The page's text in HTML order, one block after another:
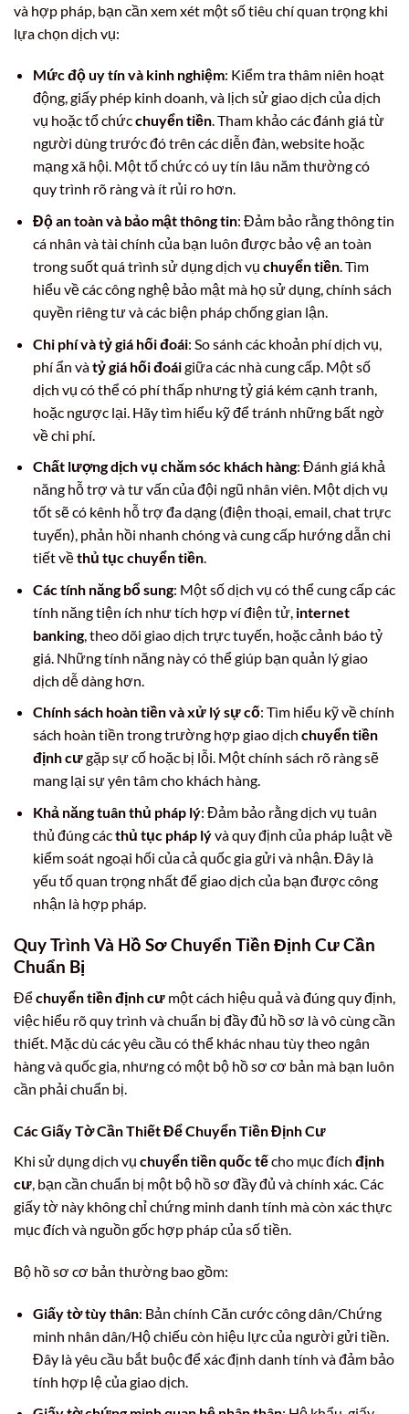
và hợp pháp, bạn cần xem xét một số tiêu chí quan trọng khi
lựa chọn dịch vụ:
Mức độ uy tín và kinh nghiệm: Kiểm tra thâm niên hoạt
động, giấy phép kinh doanh, và lịch sử giao dịch của dịch
vụ hoặc tổ chứcchuyển tiền. Tham khảo các đánh giá từ
người dùng trước đó trên các diễn đàn, website hoặc
mạng xã hội. Một tổ chức có uy tín lâu năm thường có
quy trình rõ ràng và ít rủi ro hơn.
Độ an toàn và bảo mật thông tin: Đảm bảo rằng thông tin
cá nhân và tài chính của bạn luôn được bảo vệ an toàn
trong suốt quá trình sử dụng dịch vụ chuyển tiền. Tìm
hiểu về các công nghệ bảo mật mà họ sử dụng, chính sách
quyền riêng tư và các biện pháp chống gian lận.
Chi phí và tỷ giá hối đoái: So sánh các khoản phí dịch vụ,
phí ẩn vàtỷ giá hối đoáigiữa các nhà cung cấp. Một số
dịch vụ có thể có phí thấp nhưng tỷ giá kém cạnh tranh,
hoặc ngược lại. Hãy tìm hiểu kỹ để tránh những bất ngờ
về chi phí.
Chất lượng dịch vụ chăm sóc khách hàng: Đánh giá khả
năng hỗ trợ và tư vấn của đội ngũ nhân viên. Một dịch vụ
tốt sẽ có kênh hỗ trợ đa dạng (điện thoại, email, chat trực
tuyến), phản hồi nhanh chóng và cung cấp hướng dẫn chi
tiết vềthủ tục chuyển tiền.
Các tính năng bổ sung: Một số dịch vụ có thể cung cấp các
tính năng tiện ích như tích hợp ví điện tử, internet
banking, theo dõi giao dịch trực tuyến, hoặc cảnh báo tỷ
giá. Những tính năng này có thể giúp bạn quản lý giao
dịch dễ dàng hơn.
Chính sách hoàn tiền và xử lý sự cố: Tìm hiểu kỹ về chính
sách hoàn tiền trong trường hợp giao dịch chuyển tiền
định cưgặp sự cố hoặc bị lỗi. Một chính sách rõ ràng sẽ
mang lại sự yên tâm cho khách hàng.
Khả năng tuân thủ pháp lý: Đảm bảo rằng dịch vụ tuân
thủ đúng cácthủ tục pháp lývà quy định của pháp luật về
kiểm soát ngoại hối của cả quốc gia gửi và nhận. Đây là
yếu tố quan trọng nhất để giao dịch của bạn được công
nhận là hợp pháp.
Quy Trình Và Hồ Sơ Chuyển Tiền Định Cư Cần
Chuẩn Bị
Đểchuyển tiền định cư một cách hiệu quả và đúng quy định,
việc hiểu rõ quy trình và chuẩn bị đầy đủ hồ sơ là vô cùng cần
thiết. Mặc dù các yêu cầu có thể khác nhau tùy theo ngân
hàng và quốc gia, nhưng có một bộ hồ sơ cơ bản mà bạn luôn
cần phải chuẩn bị.
Các Giấy Tờ Cần Thiết Để Chuyển Tiền Định Cư
Khi sử dụng dịch vụ chuyển tiền quốc tếcho mục đích định
cư, bạn cần chuẩn bị một bộ hồ sơ đầy đủ và chính xác. Các
giấy tờ này không chỉ chứng minh danh tính mà còn xác thực
mục đích và nguồn gốc hợp pháp của số tiền.
Bộ hồ sơ cơ bản thường bao gồm:
Giấy tờ tùy thân: Bản chính Căn cước công dân/Chứng
minh nhân dân/Hộ chiếu còn hiệu lực của người gửi tiền.
Đây là yêu cầu bắt buộc để xác định danh tính và đảm bảo
tính hợp lệ của giao dịch.